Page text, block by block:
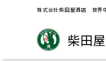
株式会社柴田屋酒店 世界
柴田